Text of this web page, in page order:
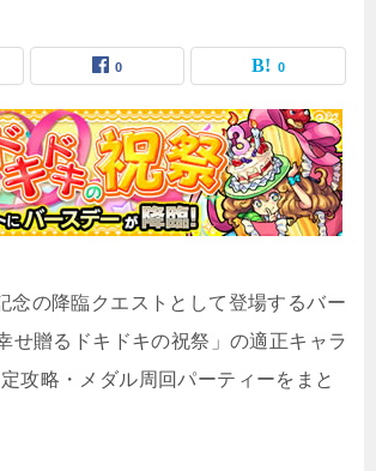
0 0
念の降臨クエストとして登場するバー
せ贈るドキドキの祝祭」の適正キャラ
攻略・メダル周回パーティーをまと